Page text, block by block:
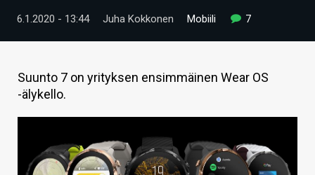
VIDEOT
TECHBBS
TIETOA
HINTA.FI
VAIHDA TEEMA
6.1.2020 - 13:44 Juha Kokkonen Mobiili 7
Suunto 7 on yrityksen ensimmäinen Wear OS
-älykello.